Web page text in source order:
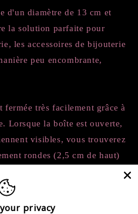
d'un diamètre de 13 cm et
la solution parfaite pour
les accessoires de bijouterie
peu encombrante,
très facilement grâce à
Lorsque la boîte est ouverte,
visibles, vous trouverez
rondes (2,5 cm de haut)
équipé d'un couvercle
privacy